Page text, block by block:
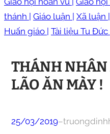
thánh | Giáo luận | Xã luận |
Huấn giáo | Tài liệu Tu Đức
THÁNH
LÃO ĂN MÀY !
25/03/2019–